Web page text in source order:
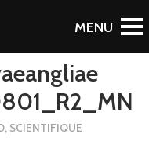
, SCIENTIFIQUE